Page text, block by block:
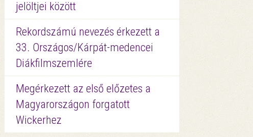
jelöltjei között
Rekordszámú nevezés érkezett a
33. Országos/Kárpát-medencei
Diákfilmszemlére
Megérkezett az első előzetes a
Magyarországon forgatott
Wickerhez